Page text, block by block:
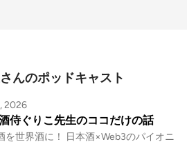
んのポッドキャスト
2026
侍ぐりこ先生のココだけの話
を世界酒に！ 日本酒×Web3のパイオニ